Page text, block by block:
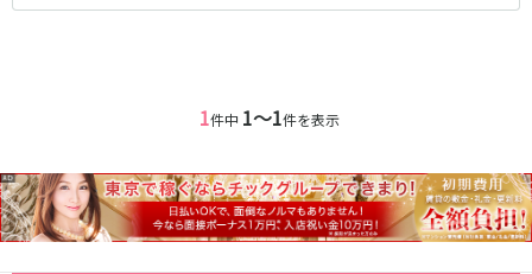
1件中 1〜1件を表示
名鉄常滑線